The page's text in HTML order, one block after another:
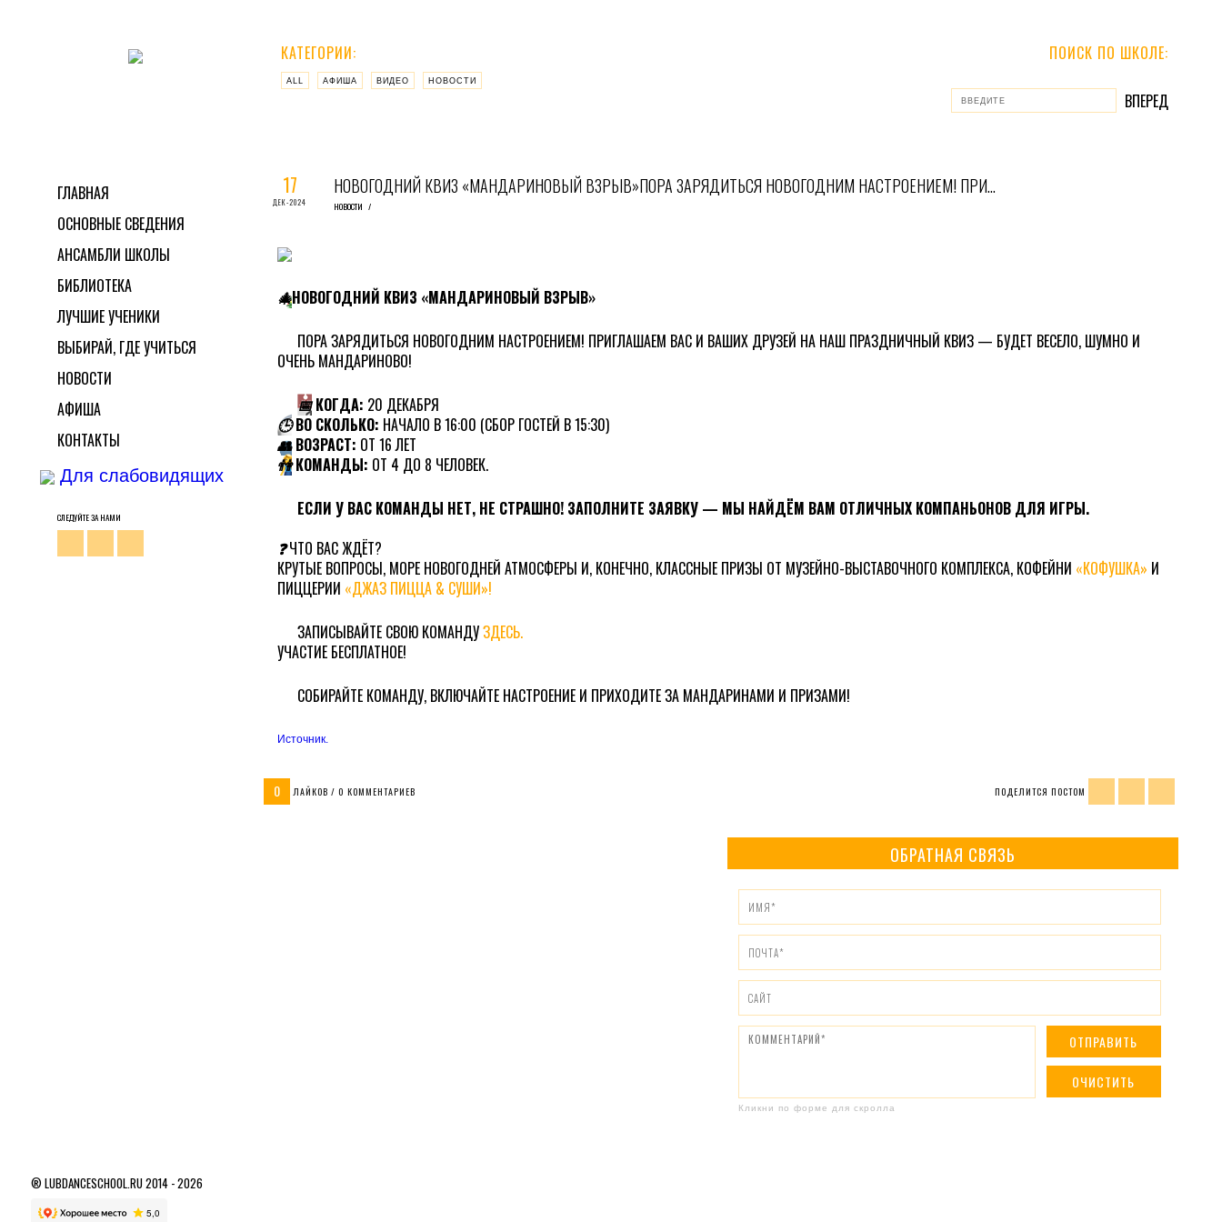
ГЛАВНАЯ
ОСНОВНЫЕ СВЕДЕНИЯ
АНСАМБЛИ ШКОЛЫ
БИБЛИОТЕКА
ЛУЧШИЕ УЧЕНИКИ
ВЫБИРАЙ, ГДЕ УЧИТЬСЯ
НОВОСТИ
АФИША
КОНТАКТЫ
Для слабовидящих
СЛЕДУЙТЕ ЗА НАМИ
КАТЕГОРИИ:
ALL АФИША ВИДЕО НОВОСТИ
ПОИСК ПО ШКОЛЕ:
17
ДЕК-2024
НОВОГОДНИЙ КВИЗ «МАНДАРИНОВЫЙ ВЗРЫВ»ПОРА ЗАРЯДИТЬСЯ НОВОГОДНИМ НАСТРОЕНИЕМ! ПРИ…
НОВОСТИ /
🎄НОВОГОДНИЙ КВИЗ «МАНДАРИНОВЫЙ ВЗРЫВ»
ПОРА ЗАРЯДИТЬСЯ НОВОГОДНИМ НАСТРОЕНИЕМ! ПРИГЛАШАЕМ ВАС И ВАШИХ ДРУЗЕЙ НА НАШ ПРАЗДНИЧНЫЙ КВИЗ — БУДЕТ ВЕСЕЛО, ШУМНО И
ОЧЕНЬ МАНДАРИНОВО!
📅КОГДА: 20 ДЕКАБРЯ
🕒 ВО СКОЛЬКО: НАЧАЛО В 16:00 (СБОР ГОСТЕЙ В 15:30)
👥 ВОЗРАСТ: ОТ 16 ЛЕТ
👫 КОМАНДЫ: ОТ 4 ДО 8 ЧЕЛОВЕК.
ЕСЛИ У ВАС КОМАНДЫ НЕТ, НЕ СТРАШНО! ЗАПОЛНИТЕ ЗАЯВКУ — МЫ НАЙДЁМ ВАМ ОТЛИЧНЫХ КОМПАНЬОНОВ ДЛЯ ИГРЫ.
❓ЧТО ВАС ЖДЁТ?
КРУТЫЕ ВОПРОСЫ, МОРЕ НОВОГОДНЕЙ АТМОСФЕРЫ И, КОНЕЧНО, КЛАССНЫЕ ПРИЗЫ ОТ МУЗЕЙНО-ВЫСТАВОЧНОГО КОМПЛЕКСА, КОФЕЙНИ «КОФУШКА» И
ПИЦЦЕРИИ «ДЖАЗ ПИЦЦА & СУШИ»!
ЗАПИСЫВАЙТЕ СВОЮ КОМАНДУЗДЕСЬ.
УЧАСТИЕ БЕСПЛАТНОЕ!
СОБИРАЙТЕ КОМАНДУ, ВКЛЮЧАЙТЕ НАСТРОЕНИЕ И ПРИХОДИТЕ ЗА МАНДАРИНАМИ И ПРИЗАМИ!
Источник.
0 ЛАЙКОВ / 0 КОММЕНТАРИЕВ ПОДЕЛИТСЯ ПОСТОМ
ОБРАТНАЯ СВЯЗЬ
Кликни по форме для скролла
® LUBDANCESCHOOL.RU 2014 - 2026